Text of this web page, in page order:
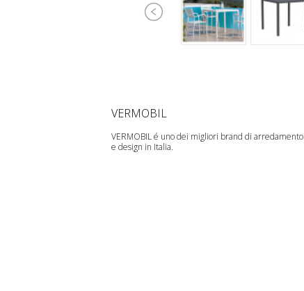
VERMOBIL
VERMOBIL é uno dei migliori brand di arredamento
e design in Italia.